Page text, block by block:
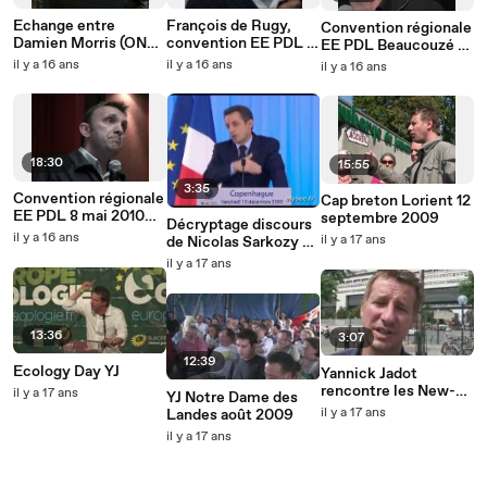
Echange entre
Damien Morris (ONG
Sandbag) et Yannick
il y a 16 ans
18:30
Convention régionale
EE PDL 8 mai 2010
Jean-Philippe
il y a 16 ans
13:36
Ecology Day YJ
il y a 17 ans
François de Rugy,
convention EE PDL 8
mai 2010
il y a 16 ans
3:35
Décryptage discours
de Nicolas Sarkozy à
Copenhague
il y a 17 ans
12:39
YJ Notre Dame des
Landes août 2009
il y a 17 ans
Convention régionale
EE PDL Beaucouzé 8
mai 2010 YJ
il y a 16 ans
15:55
Cap breton Lorient 12
septembre 2009
il y a 17 ans
3:07
Yannick Jadot
rencontre les New-
Fabris à Bercy
il y a 17 ans